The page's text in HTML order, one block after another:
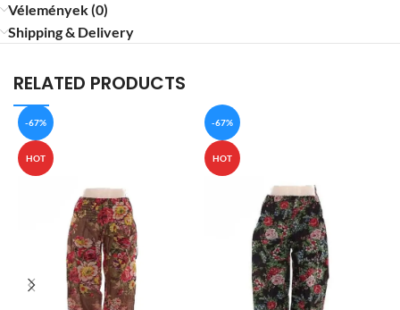
Vélemények (0)
Shipping & Delivery
RELATED PRODUCTS
-67%
HOT
-67%
HOT